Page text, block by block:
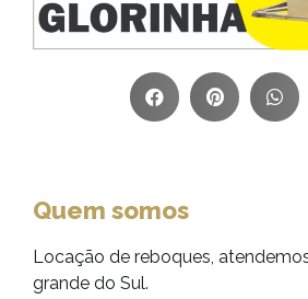
Quem somos
Locação de reboques,
grande do Sul.